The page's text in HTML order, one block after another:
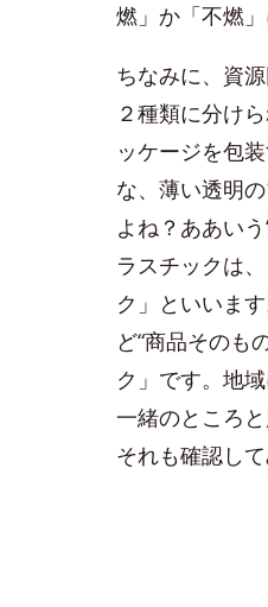
燃」か「不燃」
ちなみに、資
２種類に分け
ッケージを包
な、薄い透明
よね？ああい
ラスチックは
ク」といいま
ど“商品そのも
ク」です。地
一緒のところ
それも確認して